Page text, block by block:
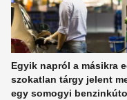
Egyik napról a másikra
szokatlan tárgy jelent
egy somogyi